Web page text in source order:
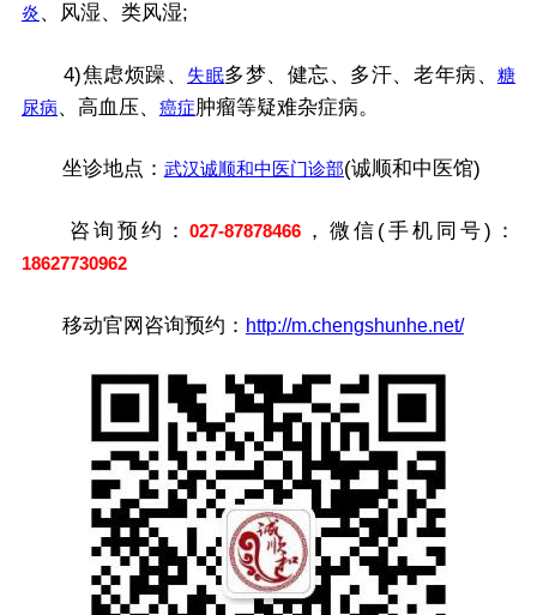
炎、风湿、类风湿;
4)焦虑烦躁、 失眠多梦、健忘、多汗、老年病、糖
尿病、高血压、 癌症肿瘤等疑难杂症病。
坐诊地点： 武汉诚顺和中医门诊部(诚顺和中医馆)
咨询预约：027-87878466 ，微信(手机同号)：
18627730962
移动官网咨询预约： http://m.chengshunhe.net/